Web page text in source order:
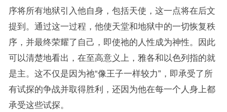
序将所有地狱引入他自身，包括天使，这一点将在后文
提到。通过这一过程，他使天堂和地狱中的一切恢复秩
序，并最终荣耀了自己，即使祂的人性成为神性。因此
可以清楚地看出，在至高意义上，雅各和以色列指的就
是主。这不仅是因为祂“像王子一样较力”，即承受了所
有试探的争战并取得胜利，还因为他在每一个人身上都
承受这些试探。